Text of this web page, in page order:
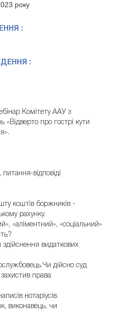
року
:
:
Комітету ААУ з
«Відверто про гострі кути
відповіді
коштів боржників -
рахунку.
«аліментний», «соціальний»
видаткових
дійсно суд
права
нотаріусів.
виконавець, чи